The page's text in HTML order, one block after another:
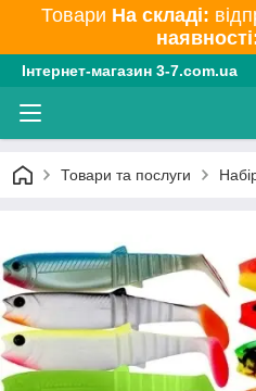
Товари На складі:
Інтернет-магазин 3-7.com.ua
Товари та послуги